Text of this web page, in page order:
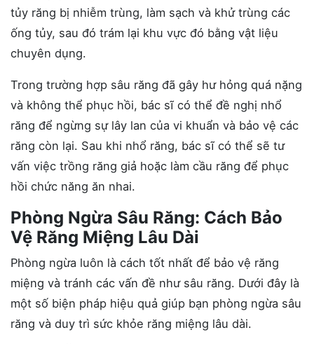
tủy răng bị nhiễm trùng, làm sạch và khử trùng các
ống tủy, sau đó trám lại khu vực đó bằng vật liệu
chuyên dụng.
Trong trường hợp sâu răng đã gây hư hỏng quá nặng
và không thể phục hồi, bác sĩ có thể đề nghị nhổ
răng để ngừng sự lây lan của vi khuẩn và bảo vệ các
răng còn lại. Sau khi nhổ răng, bác sĩ có thể sẽ tư
vấn việc trồng răng giả hoặc làm cầu răng để phục
hồi chức năng ăn nhai.
Phòng Ngừa Sâu Răng: Cách Bảo
Vệ Răng Miệng Lâu Dài
Phòng ngừa luôn là cách tốt nhất để bảo vệ răng
miệng và tránh các vấn đề như sâu răng. Dưới đây là
một số biện pháp hiệu quả giúp bạn phòng ngừa sâu
răng và duy trì sức khỏe răng miệng lâu dài.